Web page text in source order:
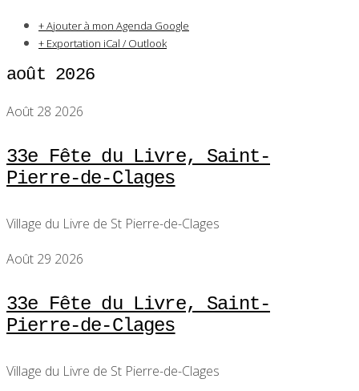
+ Ajouter à mon Agenda Google
+ Exportation iCal / Outlook
août 2026
Août 28 2026
33e Fête du Livre, Saint-
Pierre-de-Clages
Village du Livre de St Pierre-de-Clages
Août 29 2026
33e Fête du Livre, Saint-
Pierre-de-Clages
Village du Livre de St Pierre-de-Clages